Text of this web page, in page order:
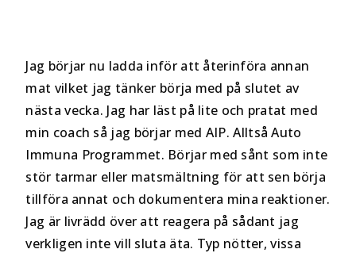
Jag börjar nu ladda inför att återinföra annan
mat vilket jag tänker börja med på slutet av
nästa vecka. Jag har läst på lite och pratat med
min coach så jag börjar med AIP. Alltså Auto
Immuna Programmet. Börjar med sånt som inte
stör tarmar eller matsmältning för att sen börja
tillföra annat och dokumentera mina reaktioner.
Jag är livrädd över att reagera på sådant jag
verkligen inte vill sluta äta. Typ nötter, vissa